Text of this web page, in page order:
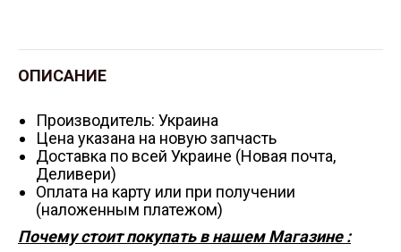
ОПИСАНИЕ
Производитель: Украина
Цена указана на новую запчасть
Доставка по всей Украине (Новая почта,
Деливери)
Оплата на карту или при получении
(наложенным платежом)
Почему стоит покупать в нашем Магазине :